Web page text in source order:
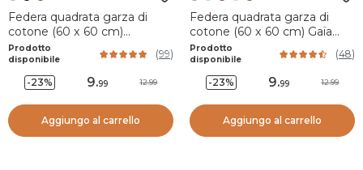
Federa quadrata garza di
cotone (60 x 60 cm)
Constance Beige pampa
Prodotto
disponibile
(99)
-23% 9.99 12.99
Aggiungo al carrello
Federa quadrata garza di
cotone (60 x 60 cm) Gaïa
Marrone corda
Prodotto
disponibile
(48)
-23% 9.99 12.99
Aggiungo al carrello